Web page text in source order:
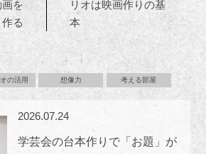
を
作る
リオは映画作りの基
本
の活用 想像力 考える部屋
2026.07.24
学芸会の台本作りで「お題」が